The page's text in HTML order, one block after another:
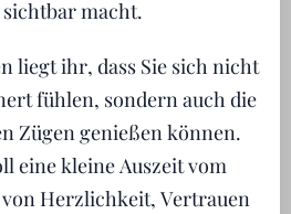
macht.
liegt ihr, dass Sie sich nicht
fühlen, sondern auch die
Zügen genießen können.
eine kleine Auszeit vom
Herzlichkeit, Vertrauen